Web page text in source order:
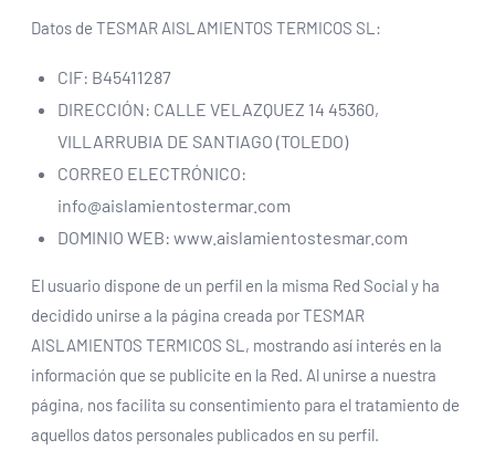
Datos de TESMAR AISLAMIENTOS TERMICOS SL:
CIF: B45411287
DIRECCIÓN: CALLE VELAZQUEZ 14 45360,
VILLARRUBIA DE SANTIAGO (TOLEDO)
CORREO ELECTRÓNICO:
info@aislamientostermar.com
DOMINIO WEB: www.aislamientostesmar.com
El usuario dispone de un perfil en la misma Red Social y ha
decidido unirse a la página creada por TESMAR
AISLAMIENTOS TERMICOS SL, mostrando así interés en la
información que se publicite en la Red. Al unirse a nuestra
página, nos facilita su consentimiento para el tratamiento de
aquellos datos personales publicados en su perfil.